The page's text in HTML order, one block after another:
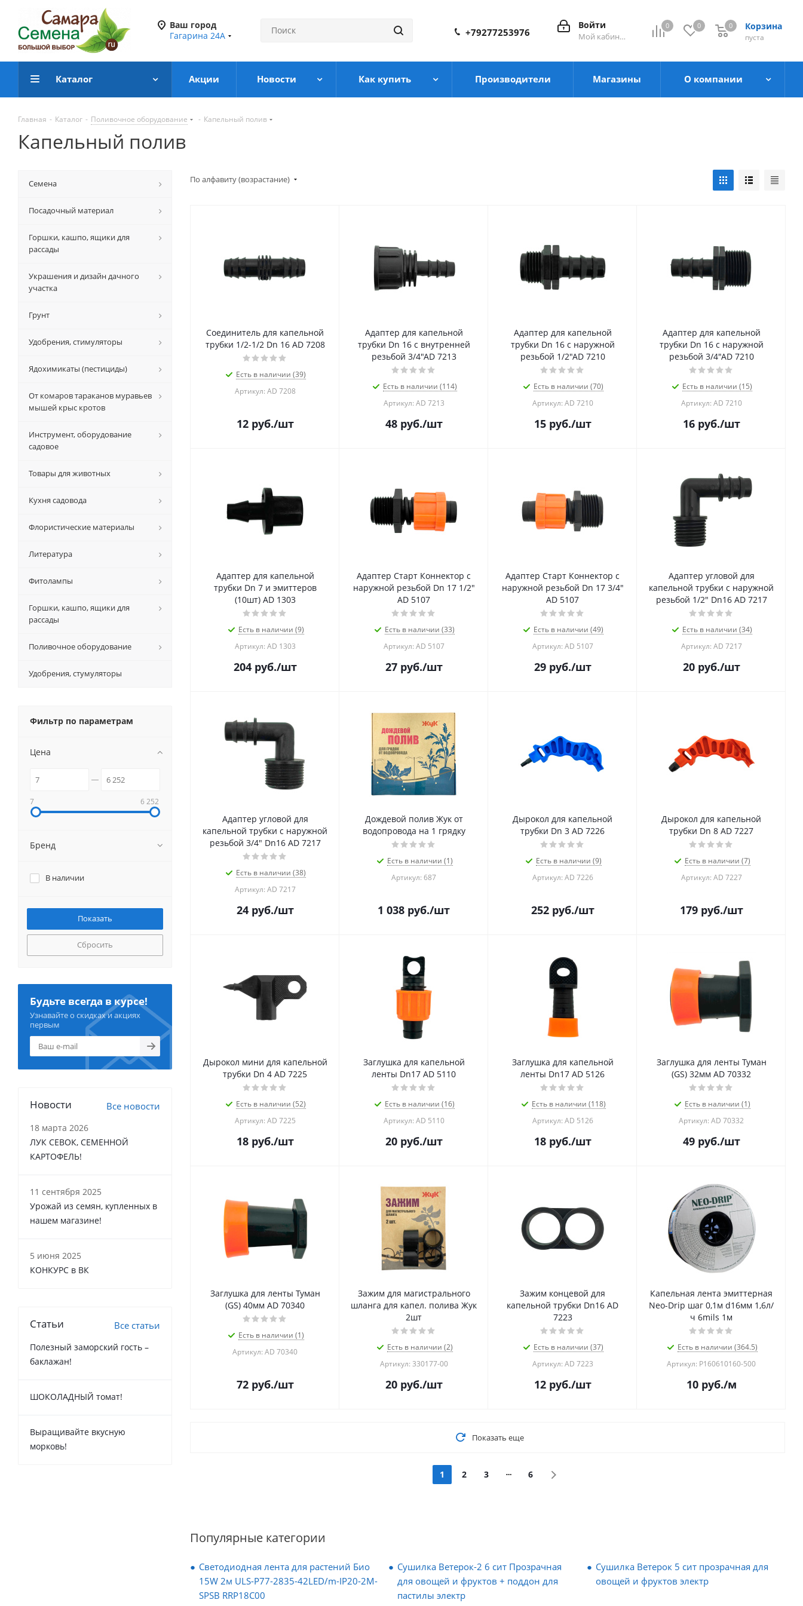
Ваш город
Гагарина 24А
0 0 Корзина
0
пуста
0
Войти
Мой кабинет
+79277253976
Каталог Акции Новости Как купить Производители Магазины О компании
Главная - Каталог - Поливочное оборудование - Капельный полив
Капельный полив
По алфавиту (возрастание)
Cоединитель для капельной
трубки 1/2-1/2 Dn 16 AD 7208
Есть в наличии (39)
Артикул: AD 7208
12руб./шт
Адаптер для капельной
трубки Dn 16 с внутренней
резьбой 3/4"AD 7213
Есть в наличии (114)
Артикул: AD 7213
48руб./шт
Адаптер для капельной
трубки Dn 16 с наружной
резьбой 1/2"AD 7210
Есть в наличии (70)
Артикул: AD 7210
15руб./шт
Адаптер для капельной
трубки Dn 16 с наружной
резьбой 3/4"AD 7210
Есть в наличии (15)
Артикул: AD 7210
16руб./шт
Адаптер для капельной
трубки Dn 7 и эмиттеров
(10шт) AD 1303
Есть в наличии (9)
Артикул: AD 1303
204руб./шт
Адаптер Старт Коннектор с
наружной резьбой Dn 17 1/2"
AD 5107
Есть в наличии (33)
Артикул: AD 5107
27руб./шт
Адаптер Старт Коннектор с
наружной резьбой Dn 17 3/4"
AD 5107
Есть в наличии (49)
Артикул: AD 5107
29руб./шт
Адаптер угловой для
капельной трубки с наружной
резьбой 1/2" Dn16 AD 7217
Есть в наличии (34)
Артикул: AD 7217
20руб./шт
Адаптер угловой для
капельной трубки с наружной
резьбой 3/4" Dn16 AD 7217
Есть в наличии (38)
Артикул: AD 7217
24руб./шт
Дождевой полив Жук от
водопровода на 1 грядку
Есть в наличии (1)
Артикул: 687
1 038 руб./шт
Дырокол для капельной
трубки Dn 3 AD 7226
Есть в наличии (9)
Артикул: AD 7226
252руб./шт
Дырокол для капельной
трубки Dn 8 AD 7227
Есть в наличии (7)
Артикул: AD 7227
179руб./шт
Дырокол мини для капельной
трубки Dn 4 AD 7225
Есть в наличии (52)
Артикул: AD 7225
18руб./шт
Заглушка для капельной
ленты Dn17 AD 5110
Есть в наличии (16)
Артикул: AD 5110
20руб./шт
Заглушка для капельной
ленты Dn17 AD 5126
Есть в наличии (118)
Артикул: AD 5126
18руб./шт
Заглушка для ленты Туман
(GS) 32мм AD 70332
Есть в наличии (1)
Артикул: AD 70332
49руб./шт
Заглушка для ленты Туман
(GS) 40мм AD 70340
Есть в наличии (1)
Артикул: AD 70340
72руб./шт
Зажим для магистрального
шланга для капел. полива Жук
2шт
Есть в наличии (2)
Артикул: 330177-00
20руб./шт
Зажим концевой для
капельной трубки Dn16 AD
7223
Есть в наличии (37)
Артикул: AD 7223
12руб./шт
Капельная лента эмиттерная
Neo-Drip шаг 0,1м d16мм 1,6л/
ч 6mils 1м
Есть в наличии (364.5)
Артикул: P160610160-500
10руб./м
Показать еще
1 2 3 6
Популярные категории
Светодиодная лента для растений Био
15W 2м ULS-P77-2835-42LED/m-IP20-2M-
SPSB RRP18C00
Сушилка Ветерок-2 6 сит Прозрачная
для овощей и фруктов + поддон для
пастилы электр
Сушилка Ветерок 5 сит прозрачная для
овощей и фруктов электр
Семена
Посадочный материал
Горшки, кашпо, ящики для
рассады
Украшения и дизайн дачного
участка
Грунт
Удобрения, стимуляторы
Ядохимикаты (пестициды)
От комаров тараканов муравьев
мышей крыс кротов
Инструмент, оборудование
садовое
Товары для животных
Кухня садовода
Флористические материалы
Литература
Фитолампы
Горшки, кашпо, ящики для
рассады
Поливочное оборудование
Удобрения, стумуляторы
Фильтр по параметрам
Цена
7 6 252
Бренд
В наличии
Сбросить
Будьте всегда в курсе!
Узнавайте о скидках и акциях
первым
Новости Все новости
18 марта 2026
ЛУК СЕВОК, СЕМЕННОЙ
КАРТОФЕЛЬ!
11 сентября 2025
Урожай из семян, купленных в
нашем магазине!
5 июня 2025
КОНКУРС в ВК
Статьи Все статьи
Полезный заморский гость –
баклажан!
ШОКОЛАДНЫЙ томат!
Выращивайте вкусную
морковь!